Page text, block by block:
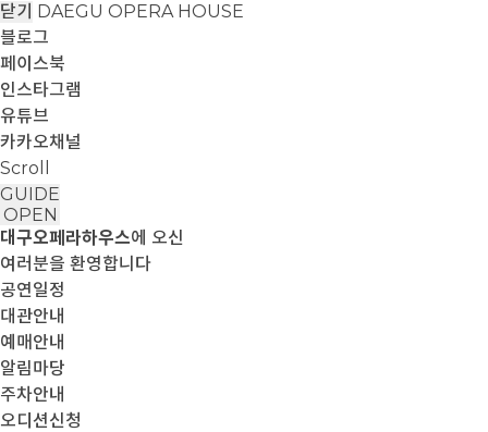
닫기 DAEGU OPERA HOUSE
블로그
페이스북
인스타그램
유튜브
카카오채널
Scroll
GUIDE
OPEN
대구오페라하우스에 오신
여러분을 환영합니다
공연일정
대관안내
예매안내
알림마당
주차안내
오디션신청